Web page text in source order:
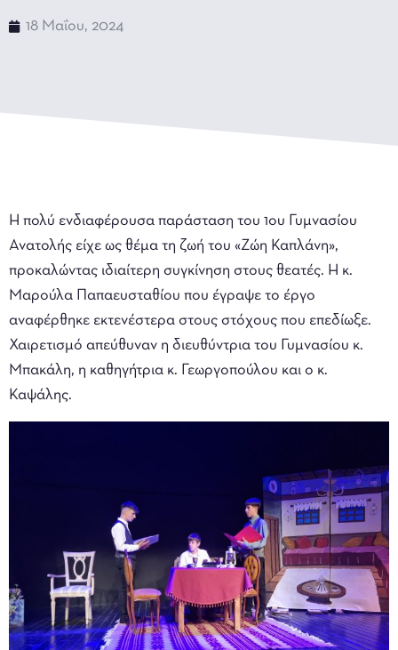
18 Μαΐου, 2024
Η πολύ ενδιαφέρουσα παράσταση του 1ου Γυμνασίου
Ανατολής είχε ως θέμα τη ζωή του «Ζώη Καπλάνη»,
προκαλώντας ιδιαίτερη συγκίνηση στους θεατές. Η κ.
Μαρούλα Παπαευσταθίου που έγραψε το έργο
αναφέρθηκε εκτενέστερα στους στόχους που επεδίωξε.
Χαιρετισμό απεύθυναν η διευθύντρια του Γυμνασίου κ.
Μπακάλη, η καθηγήτρια κ. Γεωργοπούλου και ο κ.
Καψάλης.